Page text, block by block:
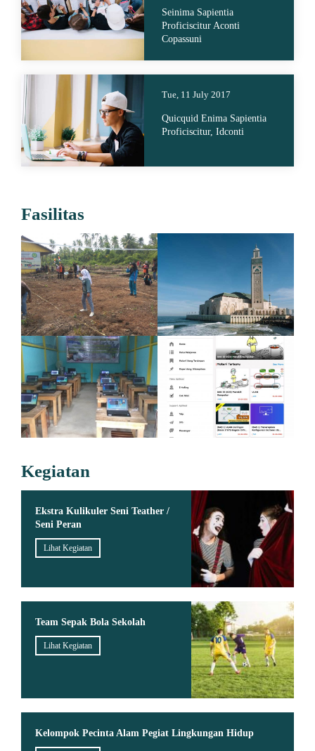
Seinima Sapientia
Proficiscitur Aconti
Copassuni
Tue, 11 July 2017
Quicquid Enima Sapientia
Proficiscitur, Idconti
Fasilitas
Kegiatan
Ekstra Kulikuler Seni Teather /
Seni Peran
Lihat Kegiatan
Team Sepak Bola Sekolah
Lihat Kegiatan
Kelompok Pecinta Alam Pegiat Lingkungan Hidup